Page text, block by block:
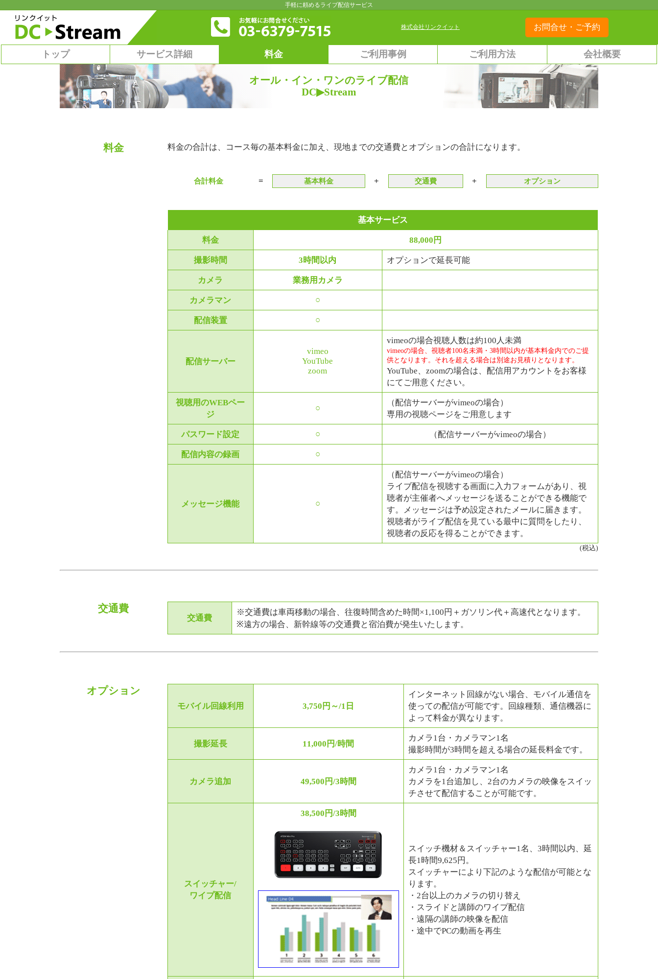
手軽に頼めるライブ配信サービス
株式会社リンクイット お問合せ・ご予約
トップ サービス詳細 料金 ご利用事例 ご利用方法 会社概要
オール・イン・ワンのライブ配信
DC▶Stream
料金 料金の合計は、コース毎の基本料金に加え、現地までの交通費とオプションの合計になります。
合計料金 = 基本料金 + 交通費 + オプション
基本サービス
料金 88,000円
撮影時間 3時間以内 オプションで延長可能
カメラ 業務用カメラ
カメラマン ○
配信装置 ○
配信サーバー
vimeo
YouTube
zoom
vimeoの場合視聴人数は約100人未満
vimeoの場合、視聴者100名未満・3時間以内が基本料金内でのご提
供となります。それを超える場合は別途お見積りとなります。
YouTube、zoomの場合は、配信用アカウントをお客様
にてご用意ください。
視聴用のWEBペー
ジ
○
（配信サーバーがvimeoの場合）
専用の視聴ページをご用意します
パスワード設定 ○ （配信サーバーがvimeoの場合）
配信内容の録画 ○
メッセージ機能 ○
（配信サーバーがvimeoの場合）
ライブ配信を視聴する画面に入力フォームがあり、視
聴者が主催者へメッセージを送ることができる機能で
す。メッセージは予め設定されたメールに届きます。
視聴者がライブ配信を見ている最中に質問をしたり、
視聴者の反応を得ることができます。
(税込)
交通費
交通費
※交通費は車両移動の場合、往復時間含めた時間×1,100円＋ガソリン代＋高速代となります。
※遠方の場合、新幹線等の交通費と宿泊費が発生いたします。
オプション
モバイル回線利用 3,750円～/1日
インターネット回線がない場合、モバイル通信を
使っての配信が可能です。回線種類、通信機器に
よって料金が異なります。
撮影延長 11,000円/時間
カメラ1台・カメラマン1名
撮影時間が3時間を超える場合の延長料金です。
カメラ追加 49,500円/3時間
カメラ1台・カメラマン1名
カメラを1台追加し、2台のカメラの映像をスイッ
チさせて配信することが可能です。
スイッチャー/
ワイプ配信
38,500円/3時間
スイッチ機材＆スイッチャー1名、3時間以内、延
長1時間9,625円。
スイッチャーにより下記のような配信が可能とな
ります。
・2台以上のカメラの切り替え
・スライドと講師のワイプ配信
・遠隔の講師の映像を配信
・途中でPCの動画を再生